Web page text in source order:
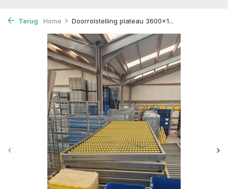
Terug Home Doorrolstelling plateau 3600x1...